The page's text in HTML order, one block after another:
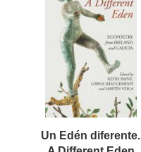
Un Edén diferente.